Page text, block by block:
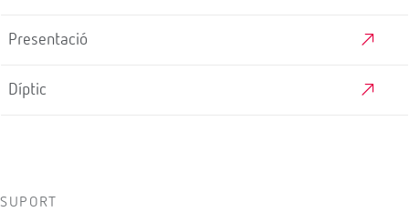
Presentació
Díptic
SUPORT